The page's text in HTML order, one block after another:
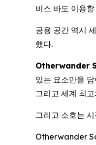
비스 바도 이용
공용 공간 역시
했다.
Otherwander
있는 요소만을
그리고 세계 최
그리고 소호는
Otherwander